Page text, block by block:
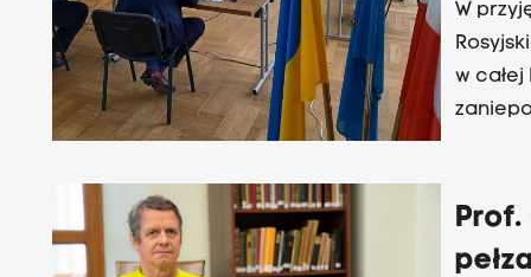
W
w
Prof.